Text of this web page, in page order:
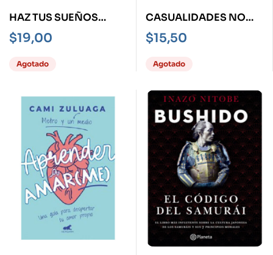
HAZ TUS SUEÑOS
REALIDAD -MANUAL
AVANZADO DE
MANIFESTACIÓN-
$19,00
Agotado
CASUALIDADES NO
EXISTEN, LAS -
ESPIRITUALIDAD PARA
ESCÉPTICOS-
$15,50
Agotado